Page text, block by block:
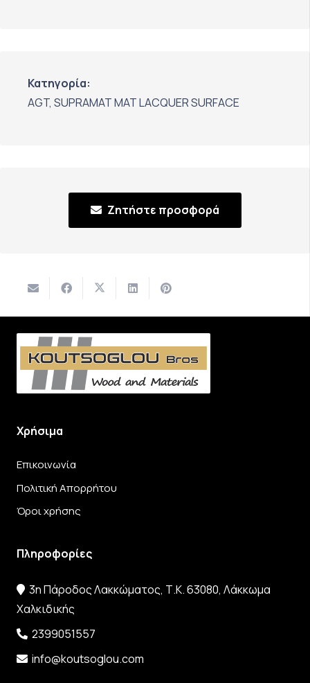
Κατηγορία:
AGT, SUPRAMAT MAT LACQUER SURFACE
Ζητήστε προσφορά
Χρήσιμα
Επικοινωνία
Πολιτική Απορρήτου
Όροι χρήσης
Πληροφορίες
3η Πάροδος Λακκώματος, Τ.Κ. 63080, Λάκκωμα
Χαλκιδικής
2399051557
info@koutsoglou.com